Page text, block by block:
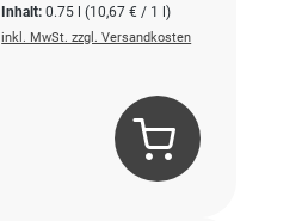
Inhalt:0.75 l(10,67 € / 1 l)
inkl. MwSt. zzgl. Versandkosten